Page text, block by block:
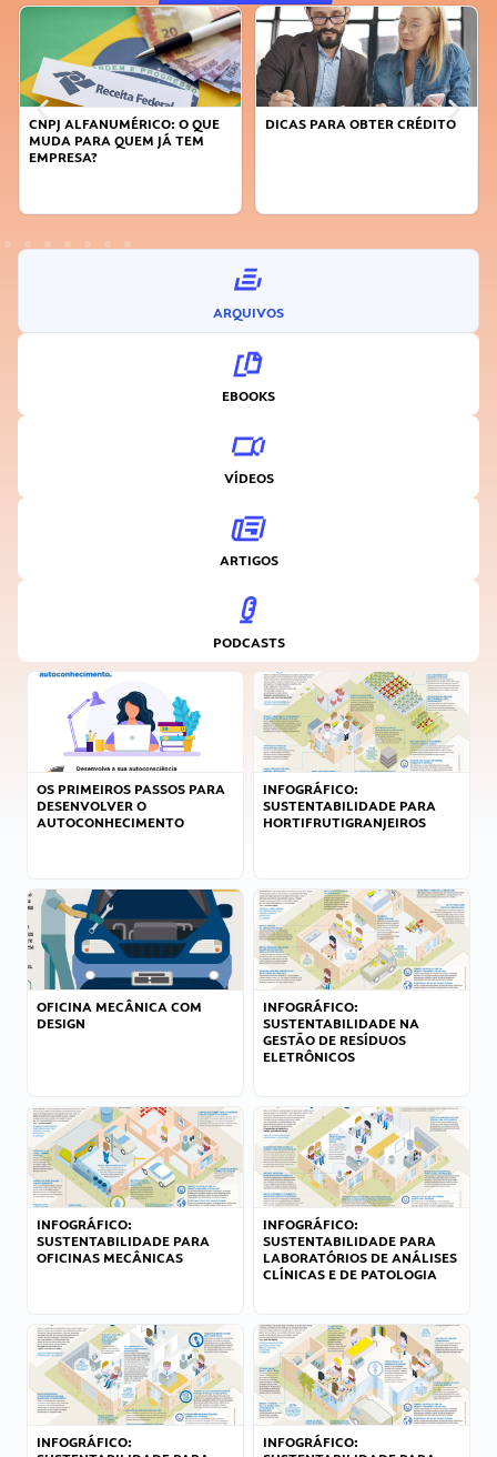
CNPJ ALFANUMÉRICO: O QUE
MUDA PARA QUEM JÁ TEM
EMPRESA?
DICAS PARA OBTER CRÉDITO
ARQUIVOS
EBOOKS
VÍDEOS
ARTIGOS
PODCASTS
OS PRIMEIROS PASSOS PARA
DESENVOLVER O
AUTOCONHECIMENTO
INFOGRÁFICO:
SUSTENTABILIDADE PARA
HORTIFRUTIGRANJEIROS
OFICINA MECÂNICA COM
DESIGN
INFOGRÁFICO:
SUSTENTABILIDADE NA
GESTÃO DE RESÍDUOS
ELETRÔNICOS
INFOGRÁFICO:
SUSTENTABILIDADE PARA
OFICINAS MECÂNICAS
INFOGRÁFICO:
SUSTENTABILIDADE PARA
LABORATÓRIOS DE ANÁLISES
CLÍNICAS E DE PATOLOGIA
INFOGRÁFICO:
INFOGRÁFICO: